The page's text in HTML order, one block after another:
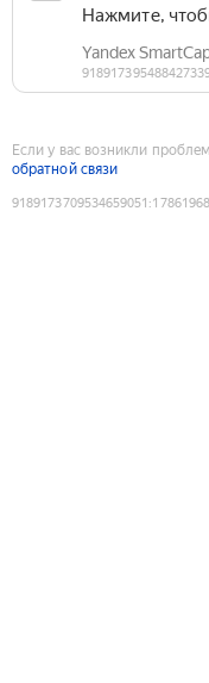
Если у вас возникли
обратной связи
9189173709534659051 :